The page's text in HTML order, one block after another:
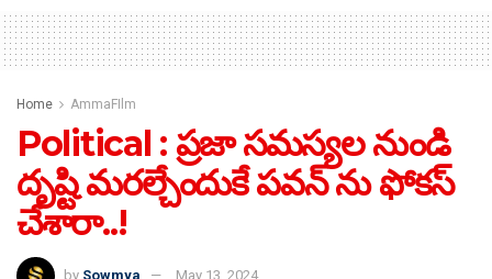
Home AmmaFIlm
Political : ప్రజా సమస్యల నుండి
దృష్టి మరల్చేందుకే పవన్ ను ఫోకస్
చేశారా..!
by Sowmya May 13, 2024